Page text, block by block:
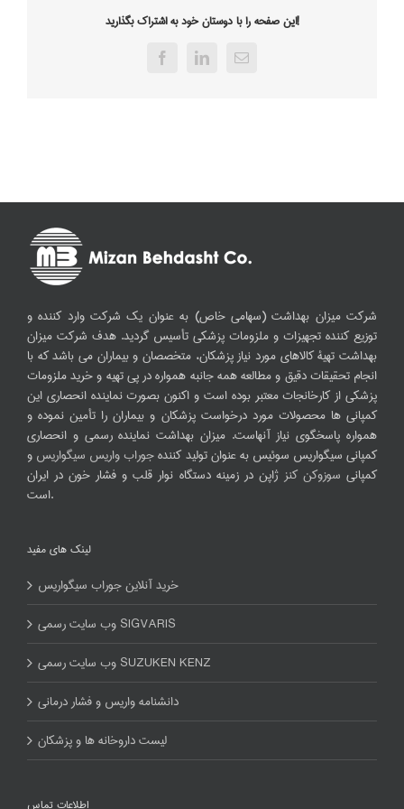
این صفحه را با دوستان خود به اشتراک بگذارید!
FacebookLinkedInEmail
شرکت میزان بهداشت (سهامی خاص) به عنوان یک شرکت وارد کننده و
توزیع کننده تجهیزات و ملزومات پزشکی تأسیس گردید. هدف شرکت میزان
بهداشت تهیۀ کالاهای مورد نیاز پزشکان، متخصصان و بیماران می باشد که با
انجام تحقیقات دقیق و مطالعه همه جانبه همواره در پی تهیه و خرید ملزومات
پزشکی از کارخانجات معتبر بوده است و اکنون بصورت نماینده انحصاری این
کمپانی ها محصولات مورد درخواست پزشکان و بیماران را تأمین نموده و
همواره پاسخگوی نیاز آنهاست. میزان بهداشت نماینده رسمی و انحصاری
کمپانی سیگواریس سوئیس به عنوان تولید کنندهجوراب واریس سیگواریسو
کمپانی سوزوکن کنز ژاپن در زمینه دستگاه نوار قلب و فشار خون در ایران
است.
لینک های مفید
خرید آنلاین جوراب سیگواریس
وب سایت رسمی SIGVARIS
وب سایت رسمی SUZUKEN KENZ
دانشنامه واریس و فشار درمانی
لیست داروخانه ها و پزشکان
اطلاعات تماس